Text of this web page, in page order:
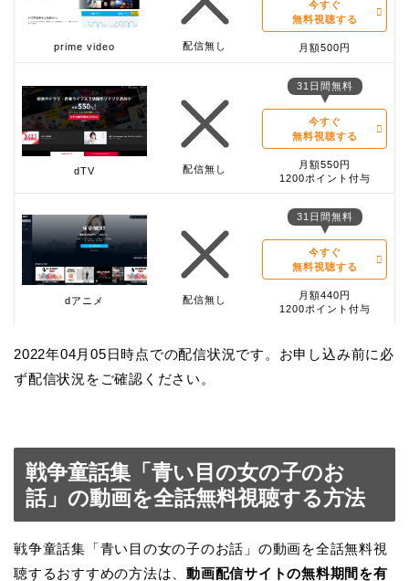
prime video 配信無し
今すぐ
無料視聴する
月額500円
dTV 配信無し
31日間無料
今すぐ
無料視聴する
月額550円
1200ポイント付与
dアニメ 配信無し
31日間無料
今すぐ
無料視聴する
月額440円
1200ポイント付与
2022年04月05日時点での配信状況です。お申し込み前に必
ず配信状況をご確認ください。
戦争童話集「青い目の女の子のお
話」の動画を全話無料視聴する方法
戦争童話集「青い目の女の子のお話」の動画を全話無料視
聴するおすすめの方法は、動画配信サイトの無料期間を有